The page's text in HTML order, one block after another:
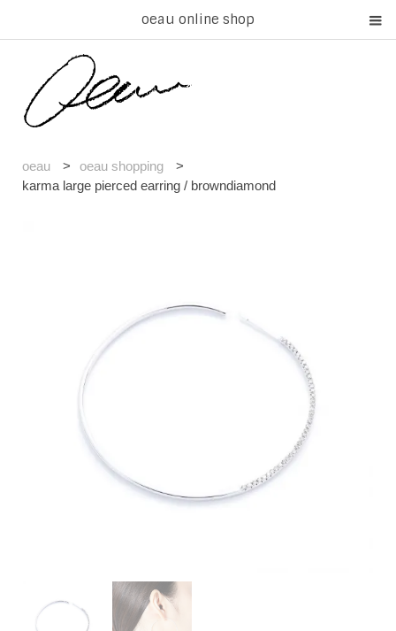
oeau online shop
oeau > oeau shopping
>
karma large pierced earring / browndiamond